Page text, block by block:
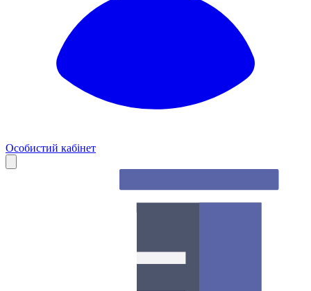
Особистий кабінет